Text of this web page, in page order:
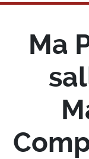
Ma